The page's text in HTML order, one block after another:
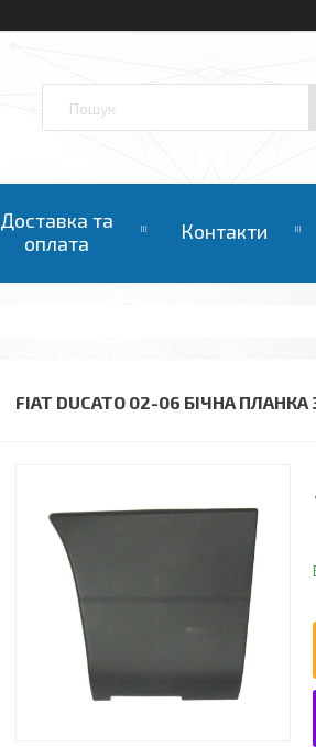
Доставка та
оплата
Контакти
FIAT DUCATO 02-06 БІЧНА